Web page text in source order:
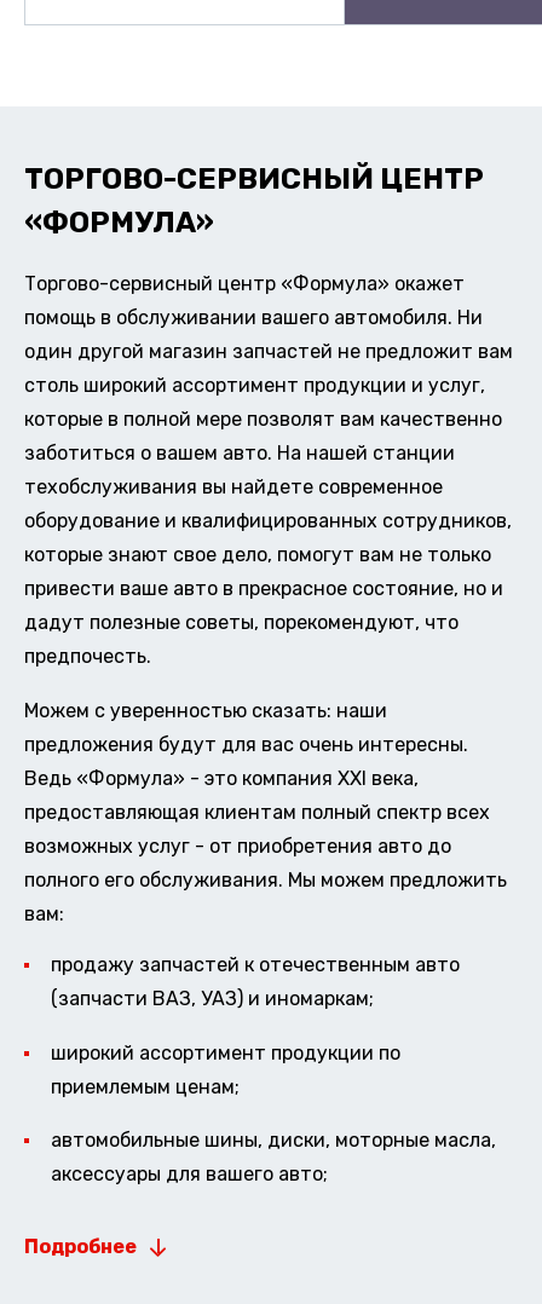
ТОРГОВО-СЕРВИСНЫЙ ЦЕНТР
«ФОРМУЛА»
Торгово-сервисный центр «Формула» окажет
помощь в обслуживании вашего автомобиля. Ни
один другой магазин запчастей не предложит вам
столь широкий ассортимент продукции и услуг,
которые в полной мере позволят вам качественно
заботиться о вашем авто. На нашей станции
техобслуживания вы найдете современное
оборудование и квалифицированных сотрудников,
которые знают свое дело, помогут вам не только
привести ваше авто в прекрасное состояние, но и
дадут полезные советы, порекомендуют, что
предпочесть.
Можем с уверенностью сказать: наши
предложения будут для вас очень интересны.
Ведь «Формула» - это компания XXI века,
предоставляющая клиентам полный спектр всех
возможных услуг - от приобретения авто до
полного его обслуживания. Мы можем предложить
вам:
продажу запчастей к отечественным авто
(запчасти ВАЗ, УАЗ) и иномаркам;
широкий ассортимент продукции по
приемлемым ценам;
автомобильные шины, диски, моторные масла,
аксессуары для вашего авто;
Подробнее